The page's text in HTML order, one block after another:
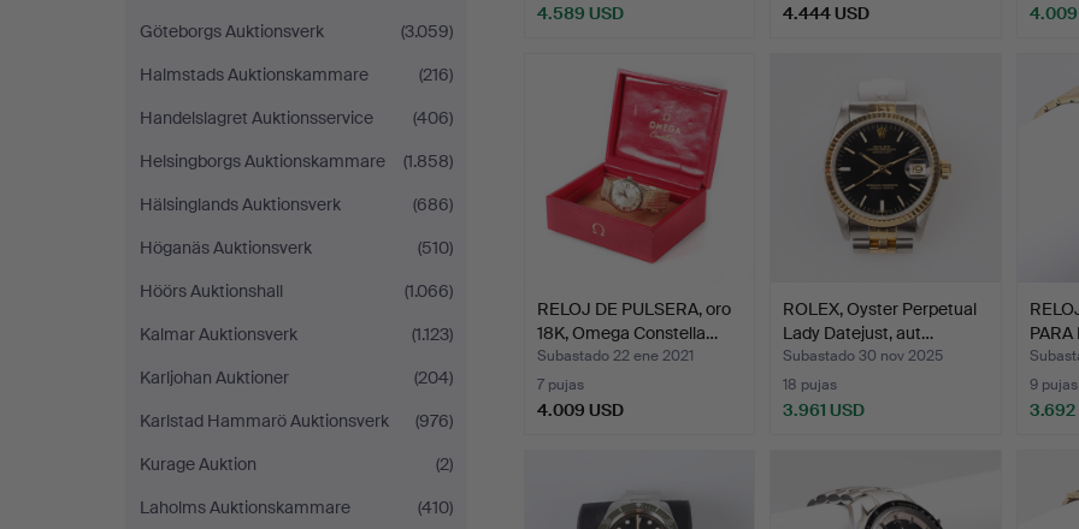
Göteborgs Auktionsverk
(3.059)
Halmstads Auktionskammare
(216)
Handelslagret Auktionsservice
(406)
Helsingborgs Auktionskammare
(1.858)
Hälsinglands Auktionsverk
(686)
Höganäs Auktionsverk
(510)
Höörs Auktionshall
(1.066)
Kalmar Auktionsverk
(1.123)
Karljohan Auktioner
(204)
Karlstad Hammarö Auktionsverk
(976)
Kurage Auktion
(2)
Laholms Auktionskammare
(410)
4.589 USD 4.444 USD 4.009
RELOJ DE PULSERA, oro
18K, Omega Constella…
Subastado 22 ene 2021
7 pujas
4.009 USD
ROLEX, Oyster Perpetual
Lady Datejust, aut…
Subastado 30 nov 2025
18 pujas
3.961 USD
Car…
9 pujas
3.692